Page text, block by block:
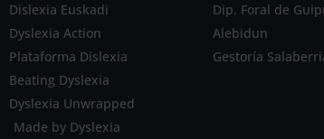
Dislexia Euskadi
Dyslexia Action
Plataforma Dislexia
Beating Dyslexia
Dyslexia Unwrapped
Made by Dyslexia
Dip. Foral de
Alebidun
Gestoría